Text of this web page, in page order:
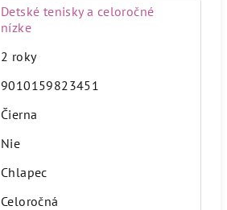
Detské tenisky a celoročné
nízke
2 roky
9010159823451
Čierna
Nie
Chlapec
Celoročná